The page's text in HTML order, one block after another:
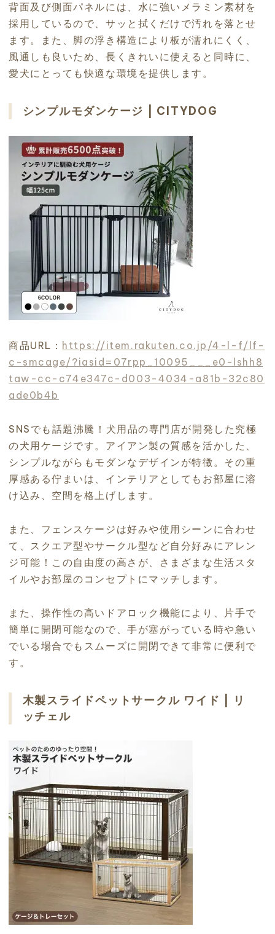
背面及び側面パネルには、水に強いメラミン素材を
採用しているので、サッと拭くだけで汚れを落とせ
ます。また、脚の浮き構造により板が濡れにくく、
風通しも良いため、長くきれいに使えると同時に、
愛犬にとっても快適な環境を提供します。
シンプルモダンケージ | CITYDOG
商品URL： https://item.rakuten.co.jp/4-l-f/lf-
c-smcage/?iasid=07rpp_10095___e0-lshh8
taw-cc-c74e347c-d003-4034-a81b-32c80
ade0b4b
SNSでも話題沸騰！犬用品の専門店が開発した究極
の犬用ケージです。アイアン製の質感を活かした、
シンプルながらもモダンなデザインが特徴。その重
厚感ある佇まいは、インテリアとしてもお部屋に溶
け込み、空間を格上げします。
また、フェンスケージは好みや使用シーンに合わせ
て、スクエア型やサークル型など自分好みにアレン
ジ可能！この自由度の高さが、さまざまな生活スタ
イルやお部屋のコンセプトにマッチします。
また、操作性の高いドアロック機能により、片手で
簡単に開閉可能なので、手が塞がっている時や急い
でいる場合でもスムーズに開閉できて非常に便利で
す。
木製スライドペットサークル ワイド | リ
ッチェル